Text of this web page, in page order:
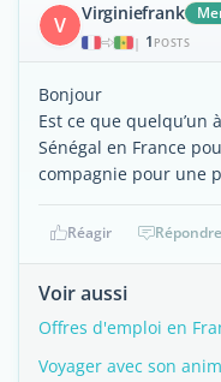
V Virginiefrank
| 1 POSTS
Bonjour
Est ce que
Sénégal en France
compagnie pour une
Réagir Répondre
Voir aussi
Offres d'emploi en
Voyager avec son